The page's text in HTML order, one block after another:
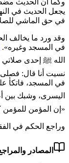
يجعل الحديث في
في حق الماشي
وقد ورد ما يخالف
في المسجد وغيره».
الله ﷺ إحدى صلاتي
نسيت أنا قال:
في المسجد، فاتكأ
اليسرى، وشبك بين
«إن المؤمن للمؤمن
وراجع الحكم في
المصادر